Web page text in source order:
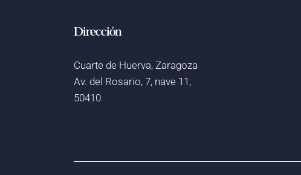
Dirección
Cuarte de Huerva, Zaragoza
Av. del Rosario, 7, nave 11,
50410